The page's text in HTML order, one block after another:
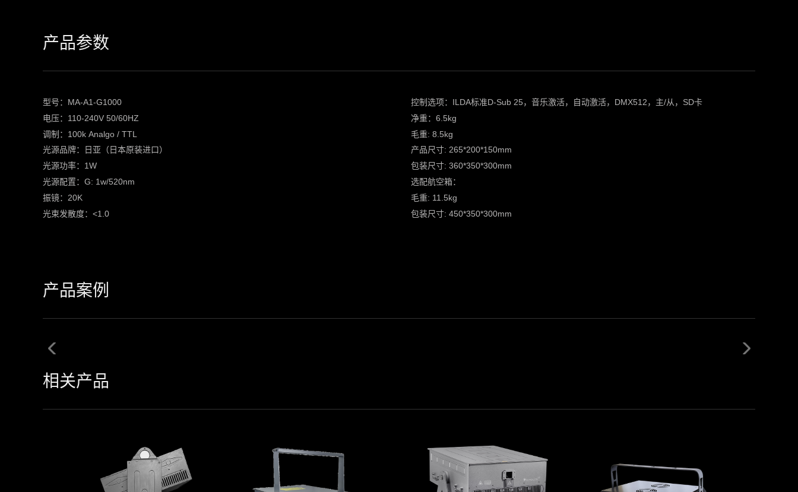
产品参数
型号：MA-A1-G1000
电压：110-240V 50/60HZ
调制：100k Analgo / TTL
光源品牌：日亚（日本原装进口）
光源功率：1W
光源配置：G: 1w/520nm
振镜：20K
光束发散度：<1.0
控制选项：ILDA标准D-Sub 25，音乐激活，自动激活，DMX512，主/从，SD卡
净重：6.5kg
毛重: 8.5kg
产品尺寸: 265*200*150mm
包装尺寸: 360*350*300mm
选配航空箱：
毛重: 11.5kg
包装尺寸: 450*350*300mm
产品案例
相关产品